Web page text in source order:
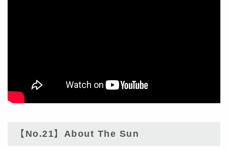
【No.21】About The Sun